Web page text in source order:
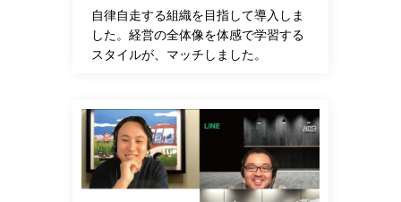
自律自走する組織を目指して導入しま
した。経営の全体像を体感で学習する
スタイルが、マッチしました。